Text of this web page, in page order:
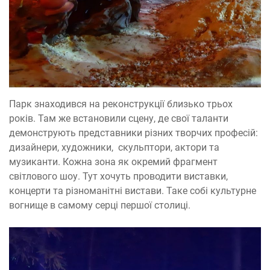
Парк знаходився на реконструкції близько трьох
років. Там же встановили сцену, де свої таланти
демонструють представники різних творчих професій:
дизайнери, художники, скульптори, актори та
музиканти. Кожна зона як окремий фрагмент
світлового шоу. Тут хочуть проводити виставки,
концерти та різноманітні вистави. Таке собі культурне
вогнище в самому серці першої столиці.